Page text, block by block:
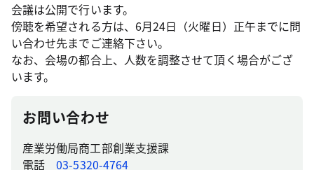
会議は公開で行います。
傍聴を希望される方は、6月24日（火曜日）正午までに問
い合わせ先までご連絡下さい。
なお、会場の都合上、人数を調整させて頂く場合がござ
います。
お問い合わせ
産業労働局商工部創業支援課
電話03-5320-4764